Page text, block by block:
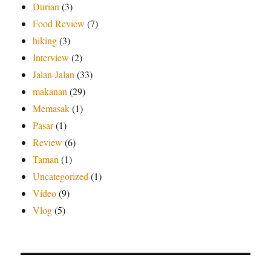
Durian(3)
Food Review (7)
hiking(3)
Interview (2)
Jalan-Jalan(33)
makanan(29)
Memasak(1)
Pasar(1)
Review (6)
Taman(1)
Uncategorized(1)
Video(9)
Vlog(5)